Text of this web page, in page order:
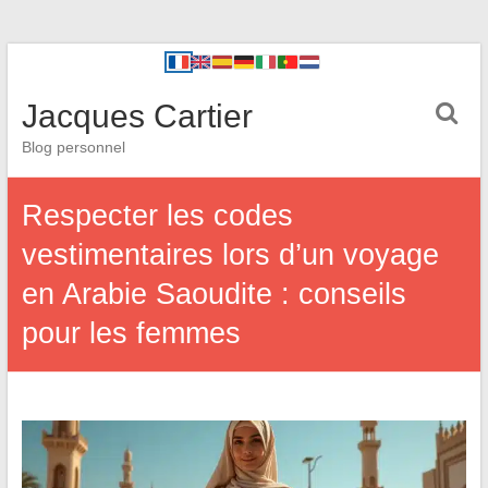
Jacques Cartier
Blog personnel
Respecter les codes
vestimentaires lors d’un voyage
en Arabie Saoudite : conseils
pour les femmes